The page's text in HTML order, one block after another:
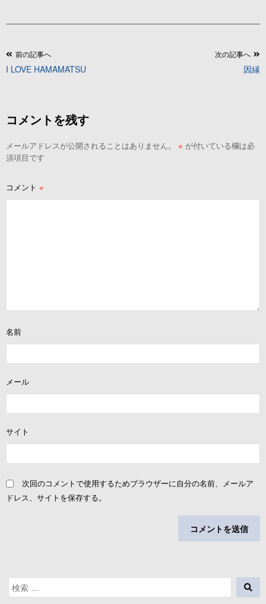
投
稿
ゲ
ー
シ
ン
前の記事へ
I LOVE HAMAMATSU
次の記事へ
因縁
コメントを残す
メールアドレスが公開されることはありません。 ※ が付いている欄は必
須項目です
コメント ※
名前
メール
サイト
次回のコメントで使用するためブラウザーに自分の名前、メールア
ドレス、サイトを保存する。
検
索
索